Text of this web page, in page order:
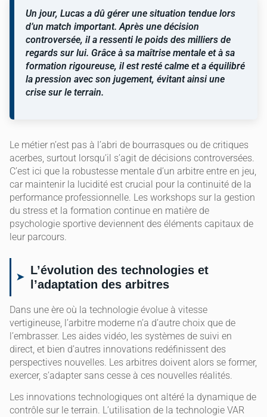
Un jour, Lucas a dû gérer une situation tendue lors
d’un match important. Après une décision
controversée, il a ressenti le poids des milliers de
regards sur lui. Grâce à sa maîtrise mentale et à sa
formation rigoureuse, il est resté calme et a équilibré
la pression avec son jugement, évitant ainsi une
crise sur le terrain.
Le métier n’est pas à l’abri de bourrasques ou de critiques
acerbes, surtout lorsqu’il s’agit de décisions controversées.
C’est ici que la robustesse mentale d’un arbitre entre en jeu,
car maintenir la lucidité est crucial pour la continuité de la
performance professionnelle. Les workshops sur la gestion
du stress et la formation continue en matière de
psychologie sportive deviennent des éléments capitaux de
leur parcours.
L’évolution des technologies et
l’adaptation des arbitres
Dans une ère où la technologie évolue à vitesse
vertigineuse, l’arbitre moderne n’a d’autre choix que de
l’embrasser. Les aides vidéo, les systèmes de suivi en
direct, et bien d’autres innovations redéfinissent des
perspectives nouvelles. Les arbitres doivent alors se former,
exercer, s’adapter sans cesse à ces nouvelles réalités.
Les innovations technologiques ont altéré la dynamique de
contrôle sur le terrain. L’utilisation de la technologie VAR